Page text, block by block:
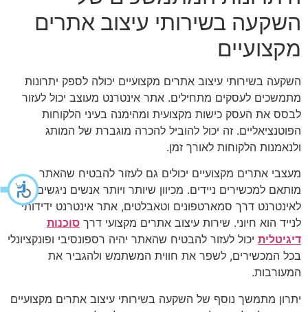
השקעה בשירותי עיצוב אתרים
מקצועיים
השקעה בשירותי עיצוב אתרים מקצועיים יכולה לספק יתרונות
מתמשכים לעסקים מתחילים. אתר אינטרנט מעוצב יכול לעזור
לבסס את העסק כישות מקצועית ומהימנה בעיני הלקוחות
הפוטנציאליים. זה יכול להוביל להכרה מוגברת של המותג
ולנאמנות הלקוחות לאורך זמן.
מעצבי אתרים מקצועיים יכולים גם לעזור להבטיח שהאתר
מותאם למכשירים ניידים. מכיוון שיותר ויותר אנשים ניגשים
לאינטרנט דרך סמארטפונים וטאבלטים, אתר אינטרנט ידידותי
לנייד הוא חיוני. שירות עיצוב אתרים מקצועי דרך סוכנות
דיגיטלית יכול לעזור להבטיח שהאתר יהיה רספונסיבי ופונקציונלי
בכל המכשירים, לשפר את חווית המשתמש ולהגביר את
המעורבות.
יתרון מתמשך נוסף של השקעה בשירותי עיצוב אתרים מקצועיים